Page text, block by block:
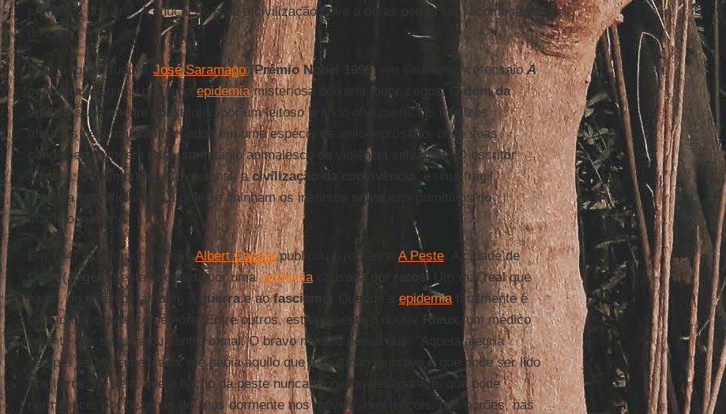
primeiros homens. A educação para a civilização deve a duras penas ser recomeçada
do zero.
O escritor português José Saramago(Prêmio Nobel 1998) em seu romance-ensaioA
cegueiraimaginou que uma epidemiamisteriosa deixaria todos cegos. Odom da
visão é subitamente substituído por um leitoso branco ofuscante. Os infelizes
afetados pelo mal são fechados em uma espécie de asilo-leprosário, onde suas
condições regridem para um estágio animalesco de violência selvagem. O escritor
adverte: o comportamento racional, acivilização da convivência
, é uma frágil
camada superficial sob a qual se aninham os instintos selvagens primitivos do
macaco humano.
Em 1947, o escritor francêsAlbert Camuspublicou o romance A Peste. A cidade de
(Argélia ) está infestada por umaepidemiacausada por
. Um mal real que
alude, no entanto, também à
guerrae aofascismo . Quando a epidemiafinalmente é
vencida, a cidade comemora. Entre outros, está presente o doutor
Rieux
, um médico
valente que se engajou contra o mal. O bravo médico pensa que: "Aquela alegria
sempre estava ameaçada: ele sabia aquilo que a multidão ignorava e que pode ser lido
nos livros, ou seja, que o bacilo da peste nunca morre ou desaparece, que pode
permanecer por dezenas de anos dormente nos móveis, nos lençóis, nos porões, nas